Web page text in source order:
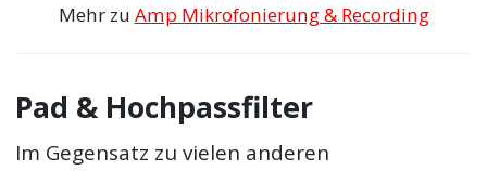
Mehr zu Amp Mikrofonierung & Recording
Pad & Hochpassfilter
Im Gegensatz zu vielen anderen